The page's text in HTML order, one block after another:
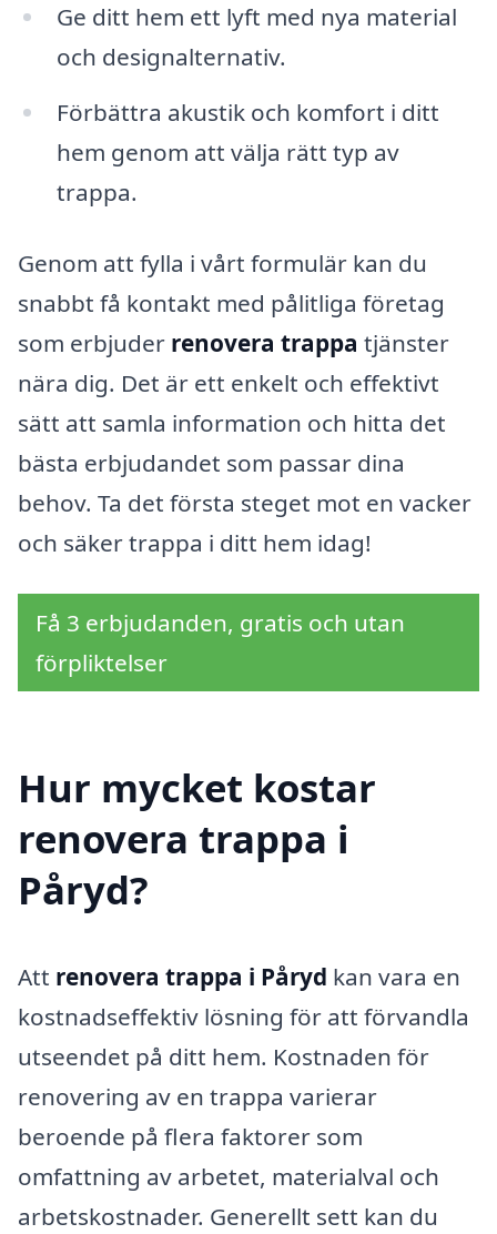
Ge ditt hem ett lyft med nya material
och designalternativ.
Förbättra akustik och komfort i ditt
hem genom att välja rätt typ av
trappa.
Genom att fylla i vårt formulär kan du
snabbt få kontakt med pålitliga företag
som erbjuder renovera trappa tjänster
nära dig. Det är ett enkelt och effektivt
sätt att samla information och hitta det
bästa erbjudandet som passar dina
behov. Ta det första steget mot en vacker
och säker trappa i ditt hem idag!
Få 3 erbjudanden, gratis och utan
förpliktelser
Hur mycket kostar
renovera trappa i
Påryd?
Att renovera trappa i Påryd kan vara en
kostnadseffektiv lösning för att förvandla
utseendet på ditt hem. Kostnaden för
renovering av en trappa varierar
beroende på flera faktorer som
omfattning av arbetet, materialval och
arbetskostnader. Generellt sett kan du